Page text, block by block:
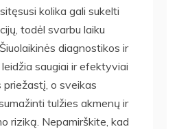
kolika gali sukelti
todėl svarbu laiku
diagnostikos ir
saugiai ir efektyviai
o sveikas
tulžies akmenų ir
riziką. Nepamirškite, kad